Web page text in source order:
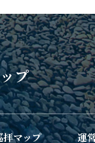
プ
拝マップ 運